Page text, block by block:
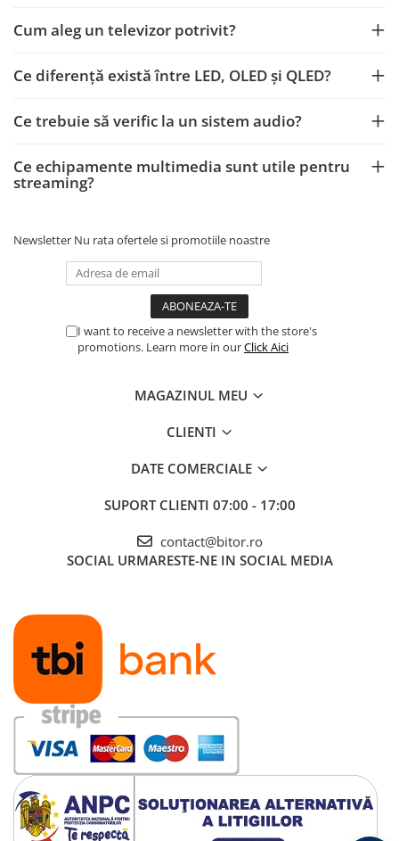
Cum aleg un televizor potrivit?
Ce diferență există între LED, OLED și QLED?
Ce trebuie să verific la un sistem audio?
Ce echipamente multimedia sunt utile pentru
streaming?
Newsletter Nu rata ofertele si promotiile noastre
I want to receive a newsletter with the store's
promotions. Learn more in ourClick Aici
MAGAZINUL MEU
CLIENTI
DATE COMERCIALE
SUPORT CLIENTI 07:00 - 17:00
contact@bitor.ro
SOCIAL URMARESTE-NE IN SOCIAL MEDIA